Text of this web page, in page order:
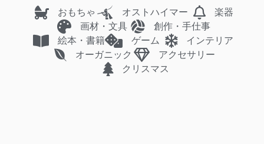
おもちゃ オストハイマー
楽器
画材・文具
創作・手仕事
絵本・書籍
ゲーム
インテリア
オーガニック
アクセサリー
クリスマス